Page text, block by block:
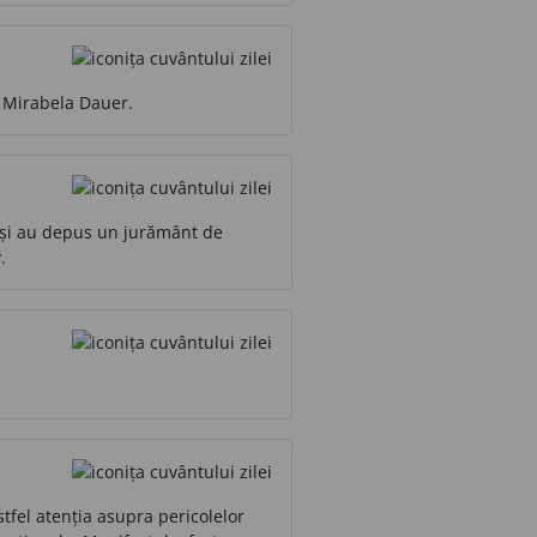
Dauer.
au depus un jurământ de
atenția asupra pericolelor